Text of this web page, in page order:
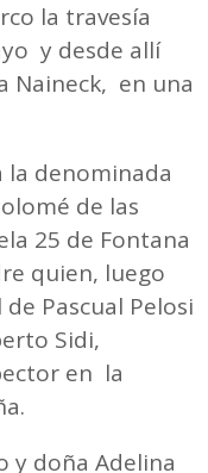
la travesía
y desde allí
Naineck, en una
la denominada
de las
25 de Fontana
quien, luego
Pascual Pelosi
Sidi,
en la
y doña Adelina